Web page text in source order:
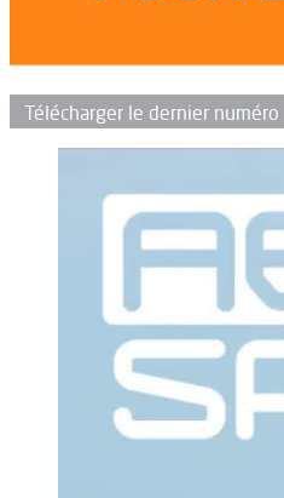
Télécharger le dernier numéro